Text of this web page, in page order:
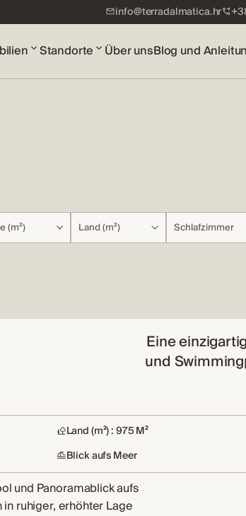
info@terradalmatica.hr
Standorte Über unsBlog und
(m²) Land (m²) Schlafzimmer
Eine
und
Land (m²) : 975 M²
Blick aufs Meer
und Panoramablick aufs
ruhiger, erhöhter Lage